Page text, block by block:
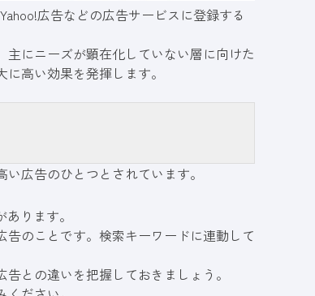
広告などの広告サービスに登録する
にニーズが顕在化していない層に向けた
高い効果を発揮します。
広告のひとつとされています。
ります。
のことです。検索キーワードに連動して
との違いを把握しておきましょう。